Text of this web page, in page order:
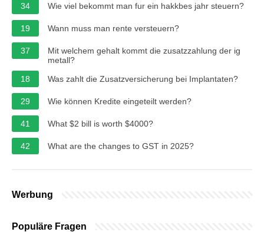
34 Wie viel bekommt man fur ein hakkbes jahr steuern?
19 Wann muss man rente versteuern?
37
Mit welchem gehalt kommt die zusatzzahlung der ig
metall?
18
Was zahlt die Zusatzversicherung bei Implantaten?
29 Wie können Kredite eingeteilt werden?
41 What $2 bill is worth $4000?
42 What are the changes to GST in 2025?
Werbung
Populäre Fragen